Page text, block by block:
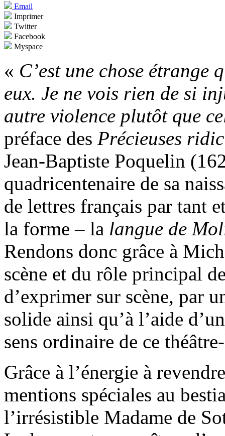
Email
Imprimer
Twitter
Facebook
Myspace
« C’est une chose étrange
eux. Je ne vois rien de si
autre violence plutôt que
préface des Précieuses
Jean-Baptiste Poquelin
quadricentenaire de sa
de lettres français par tant
la forme – la langue de
Rendons donc grâce à
scène et du rôle principal
d’exprimer sur scène, par
solide ainsi qu’à l’aide
sens ordinaire de ce
Grâce à l’énergie à
mentions spéciales au
l’irrésistible Madame de